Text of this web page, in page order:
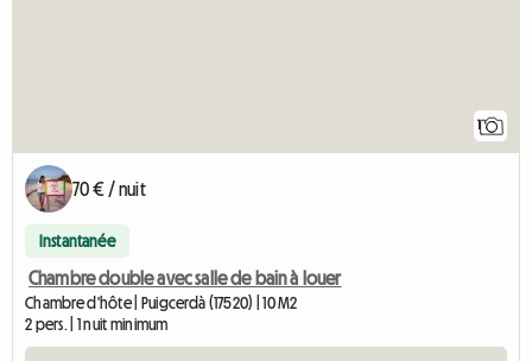
70 € / nuit
Instantanée
Chambre double avec salle de bain à louer
Chambre d'hôte | Puigcerdà (17520) | 10 M2
2 pers. | 1 nuit minimum